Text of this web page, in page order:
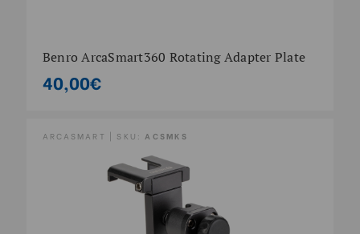
Benro ArcaSmart360 Rotating Adapter Plate
40,00€
ARCASMART | SKU: ACSMKS